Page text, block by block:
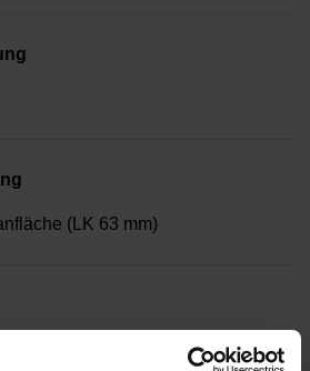
(LK 63 mm)